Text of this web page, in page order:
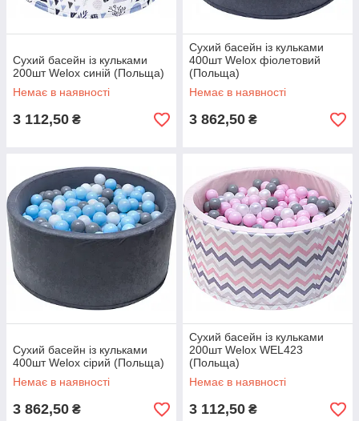
Сухий басейн із кульками
200шт Welox синій (Польща)
Немає в наявності
3 112,50 ₴
Сухий басейн із кульками
400шт Welox фіолетовий
(Польща)
Немає в наявності
3 862,50 ₴
Сухий басейн із кульками
400шт Welox сірий (Польща)
Немає в наявності
3 862,50 ₴
Cухий басейн із кульками
200шт Welox WEL423
(Польща)
Немає в наявності
3 112,50 ₴